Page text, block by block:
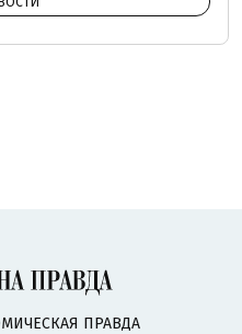
ПРАВДА